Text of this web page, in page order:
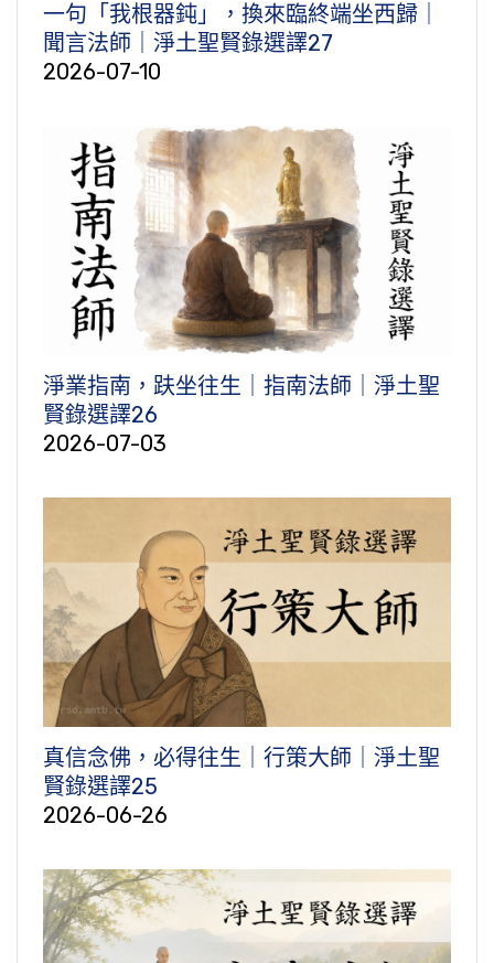
一句「我根器鈍」，換來臨終端坐西歸｜
聞言法師｜淨土聖賢錄選譯27
2026-07-10
淨業指南，趺坐往生｜指南法師｜淨土聖
賢錄選譯26
2026-07-03
真信念佛，必得往生｜行策大師｜淨土聖
賢錄選譯25
2026-06-26